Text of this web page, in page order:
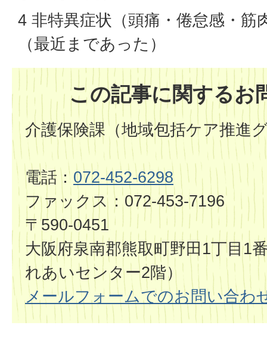
4 非特異症状（頭痛・倦怠感・筋
（最近まであった）
この記事に関するお
介護保険課（地域包括ケア推進
電話： 072-452-6298
ファックス：072-453-7196
〒590-0451
大阪府泉南郡熊取町野田1丁目1
れあいセンター2階）
メールフォームでのお問い合わ